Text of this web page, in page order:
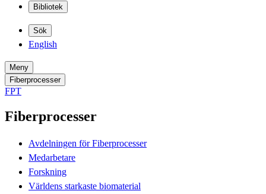
Bibliotek
Sök
English
Meny
Fiberprocesser
FPT
Fiberprocesser
Avdelningen för Fiberprocesser
Medarbetare
Forskning
Världens starkaste biomaterial